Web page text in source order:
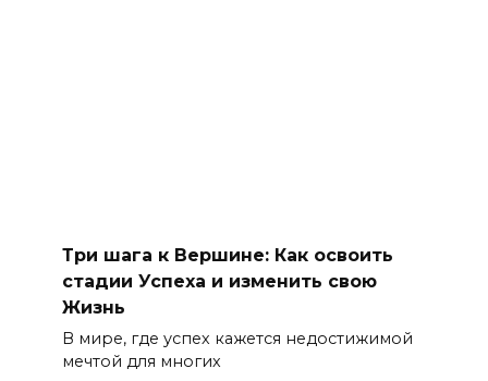
Три шага к Вершине: Как освоить
стадии Успеха и изменить свою
Жизнь
В мире, где успех кажется недостижимой
мечтой для многих